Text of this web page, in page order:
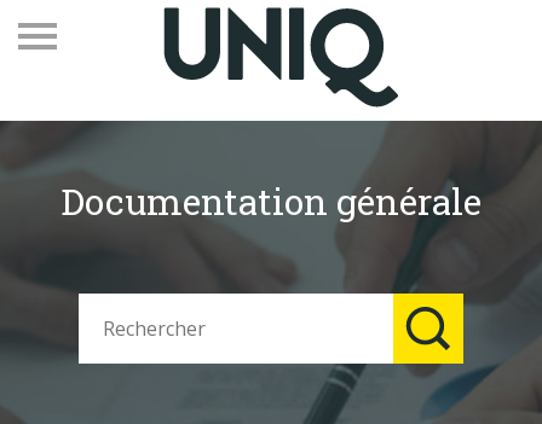
Recevez notre newsletter
Vos contacts
Espace adhérents
Documentation générale